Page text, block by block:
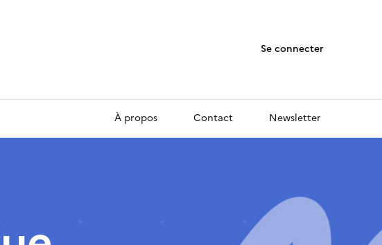
Se connecter
À propos Contact Newsletter